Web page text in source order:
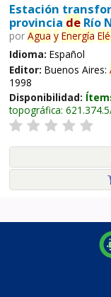
Estación
provincia deRío
por Agua y Energía
Idioma: Español
Editor: Buenos Aires:
1998
Disponibilidad:
topográfica: